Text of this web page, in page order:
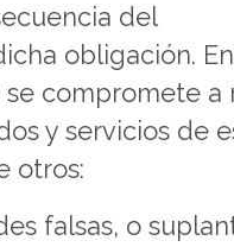
del
obligación.
se compromete a
y servicios de
otros:
falsas, o